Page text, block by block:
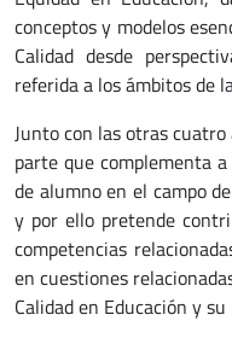
conceptos y modelos
Calidad desde
referida a los ámbitos de
Junto con las otras
parte que complementa
de alumno en el campo
y por ello pretende
competencias
en cuestiones
Calidad en Educación y